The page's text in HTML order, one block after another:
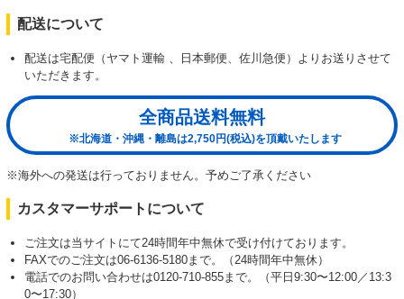
配送について
配送は宅配便（ヤマト運輸 、日本郵便、佐川急便）よりお送りさせて
いただきます。
全商品送料無料
※北海道・沖縄・離島は2,750円(税込)を頂戴いたします
※海外への発送は行っておりません。予めご了承ください
カスタマーサポートについて
ご注文は当サイトにて24時間年中無休で受け付けております。
FAXでのご注文は06-6136-5180まで。（24時間年中無休）
電話でのお問い合わせは0120-710-855まで。（平日9:30〜12:00／13:3
0〜17:30）